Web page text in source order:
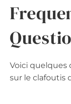
Voici
sur le clafoutis